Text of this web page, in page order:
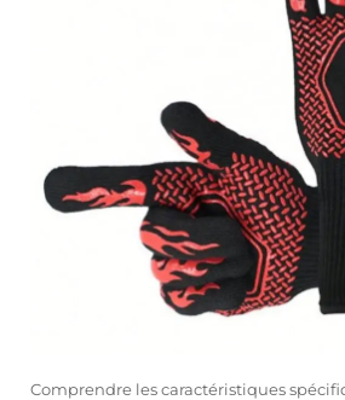
Comprendre les caractéristiques